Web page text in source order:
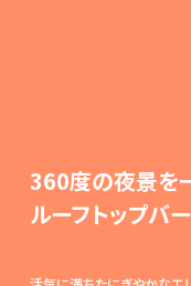
360度の夜景を
ルーフトップバー